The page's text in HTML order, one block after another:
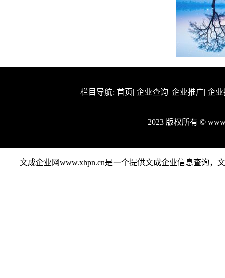
栏目导航: 首页| 企业查询| 企业推广| 企
2023 版权所有 ©
文成企业网www.xhpn.cn是一个提供文成企业信息查询